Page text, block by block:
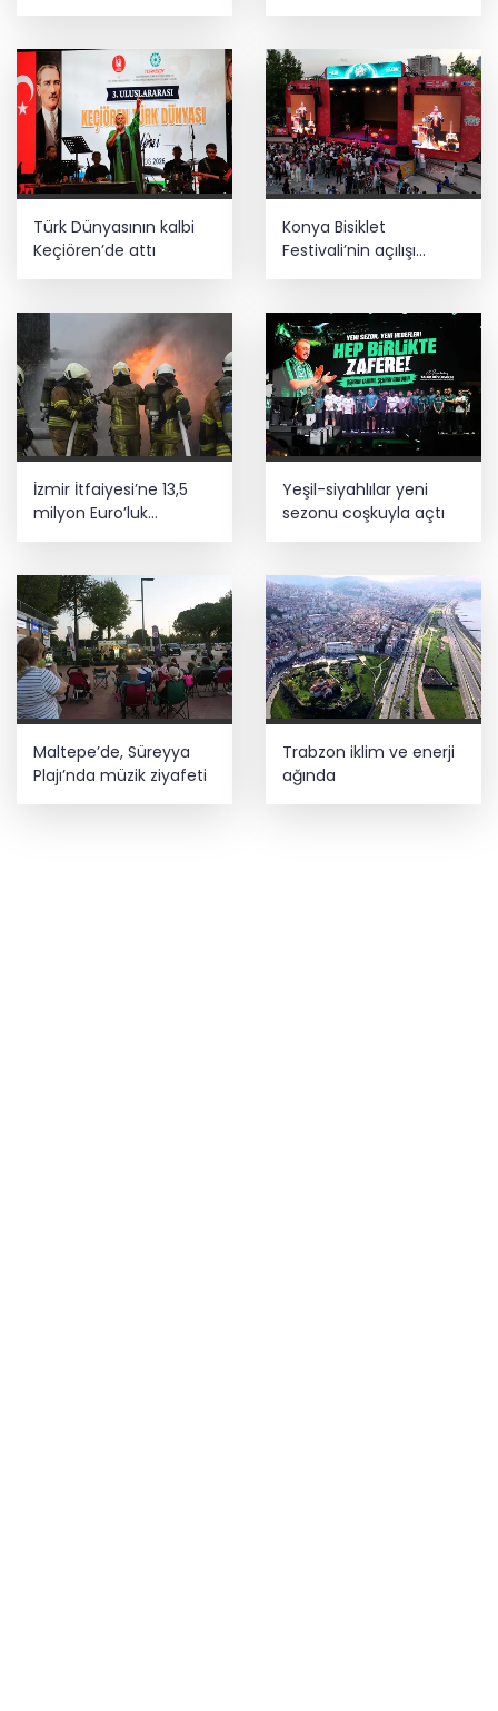
Türk Dünyasının kalbi
Keçiören’de attı
Konya Bisiklet
Festivali’nin açılışı
İzmir İtfaiyesi’ne 13,5
milyon Euro’luk
teknoloji yatırımı
Yeşil-siyahlılar yeni
sezonu coşkuyla açtı
Maltepe’de, Süreyya
Plajı’nda müzik ziyafeti
Trabzon iklim ve enerji
ağında